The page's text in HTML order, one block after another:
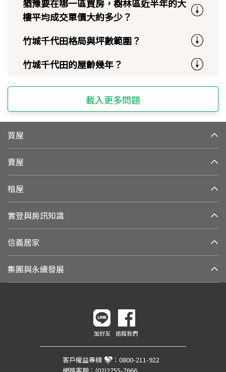
猶豫要在哪一區買房，樹林區近半年的大
樓平均成交單價大約多少？
竹城千代田格局與坪數範圍？
竹城千代田的屋齡幾年？
載入更多問題
買屋
賣屋
租屋
實登與房訊知識
信義居家
集團與永續發展
加好友 追蹤我們
客戶權益專線 ： 0800-211-922